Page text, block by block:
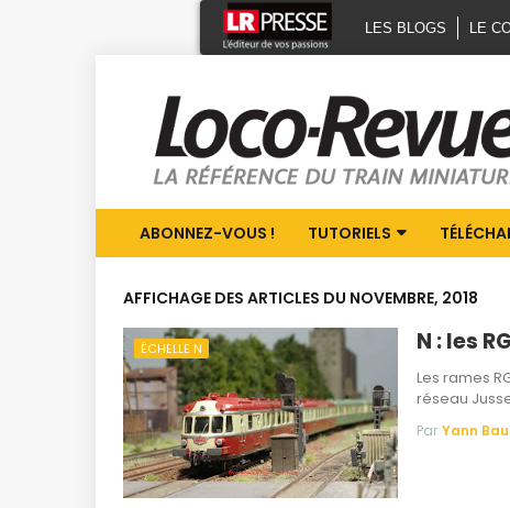
LES BLOGS LE
ABONNEZ-VOUS ! TUTORIELS
AFFICHAGE DES ARTICLES DU NOVEMBRE, 2018
ÉCHELLE N N : les
Les rames
réseau
Par Yann